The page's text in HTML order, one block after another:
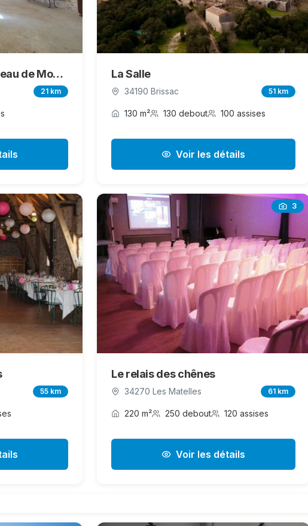
Salle des fêtes du château de Montaigut
21 km
La Salle
34190 Brissac 51 km
130 m² 130 debout 100 assises
Voir les détails
55 km
3
Le relais des chênes
34270 Les Matelles 61 km
220 m² 250 debout 120 assises
Voir les détails